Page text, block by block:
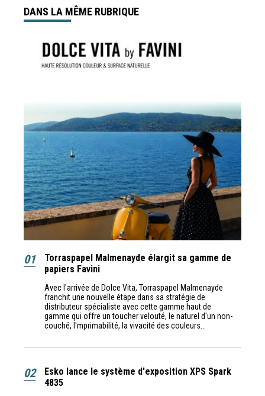
DANS LA MÊME RUBRIQUE
01
Torraspapel Malmenayde élargit sa gamme de
papiers Favini
Avec l'arrivée de Dolce Vita, Torraspapel Malmenayde
franchit une nouvelle étape dans sa stratégie de
distributeur spécialiste avec cette gamme haut de
gamme qui offre un toucher velouté, le naturel d'un non-
couché, l'mprimabilité, la vivacité des couleurs...
02
Esko lance le système d'exposition XPS Spark
4835